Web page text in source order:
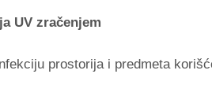
UV zračenjem
prostorija i predmeta